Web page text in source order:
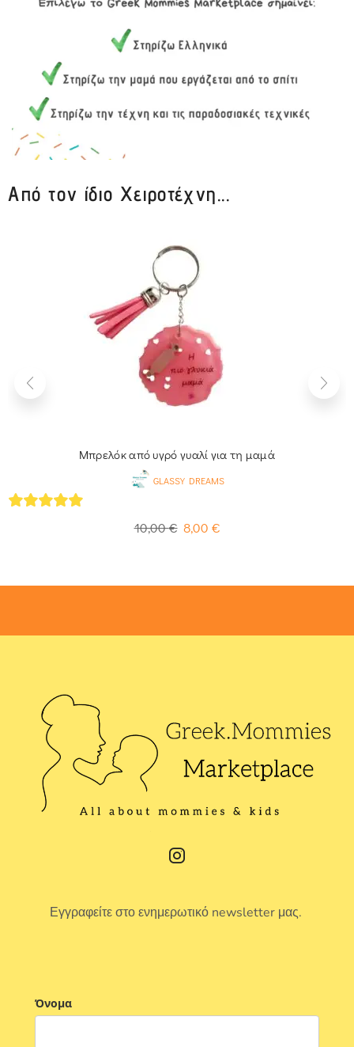
Από τον ίδιο Χειροτέχνη...
Μπρελόκ από υγρό γυαλί για τη μαμά
GLASSY DREAMS
10,00€ 8,00 €
Εγγραφείτε στο ενημερωτικό newsletter μας.
Όνομα